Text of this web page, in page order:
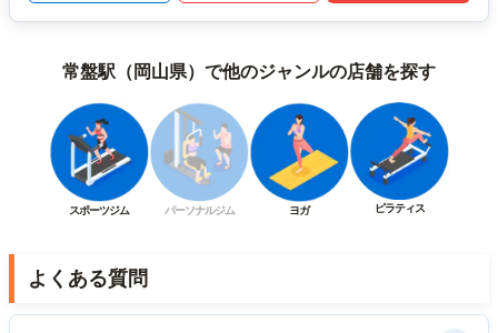
常盤駅（岡山県）で他のジャンルの店舗を探す
スポーツジム パーソナルジム ヨガ ピラティス
よくある質問